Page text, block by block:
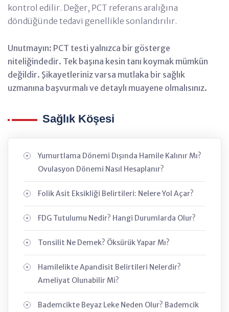
Sağlık Köşesi
Yumurtlama Dönemi Dışında Hamile Kalınır Mı?
Ovulasyon Dönemi Nasıl Hesaplanır?
Folik Asit Eksikliği Belirtileri: Nelere Yol Açar?
FDG Tutulumu Nedir? Hangi Durumlarda Olur?
Tonsilit Ne Demek? Öksürük Yapar Mı?
Hamilelikte Apandisit Belirtileri Nelerdir?
Ameliyat Olunabilir Mi?
Bademcikte Beyaz Leke Neden Olur? Bademcik
kontrol edilir. Değer, PCT referans aralığına
döndüğünde tedavi genellikle sonlandırılır.
Unutmayın: PCT testi yalnızca bir gösterge
niteliğindedir. Tek başına kesin tanı koymak mümkün
değildir. Şikayetleriniz varsa mutlaka bir sağlık
uzmanına başvurmalı ve detaylı muayene olmalısınız.